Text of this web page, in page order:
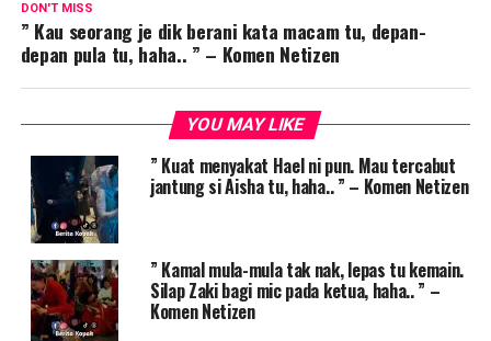
DON'T MISS
” Kau seorang je dik berani kata macam tu, depan-
depan pula tu, haha.. ” – Komen Netizen
YOU MAY LIKE
” Kuat menyakat Hael ni pun. Mau tercabut
jantung si Aisha tu, haha.. ” – Komen Netizen
” Kamal mula-mula tak nak, lepas tu kemain.
Silap Zaki bagi mic pada ketua, haha.. ” –
Komen Netizen